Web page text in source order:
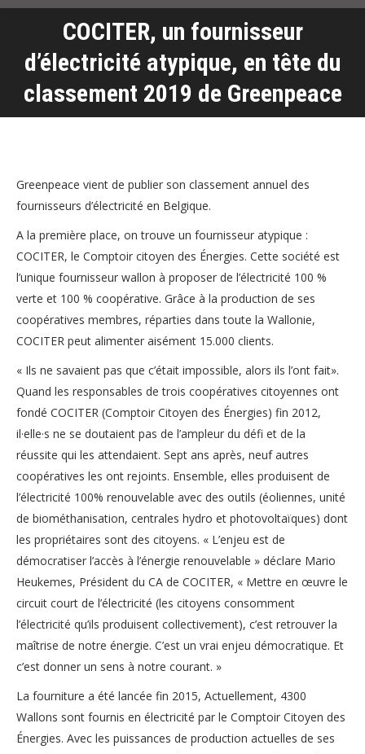
COCITER, un fournisseur
d’électricité atypique, en tête du
classement 2019 de Greenpeace
Vous êtes ici :
Greenpeace vient de publier son classement annuel des
fournisseurs d’électricité en Belgique.
A la première place, on trouve un fournisseur atypique :
COCITER, le Comptoir citoyen des Énergies. Cette société est
l’unique fournisseur wallon à proposer de l’électricité 100 %
verte et 100 % coopérative. Grâce à la production de ses
coopératives membres, réparties dans toute la Wallonie,
COCITER peut alimenter aisément 15.000 clients.
« Ils ne savaient pas que c’était impossible, alors ils l’ont fait».
Quand les responsables de trois coopératives citoyennes ont
fondé COCITER (Comptoir Citoyen des Énergies) fin 2012,
il·elle·s ne se doutaient pas de l’ampleur du défi et de la
réussite qui les attendaient. Sept ans après, neuf autres
coopératives les ont rejoints. Ensemble, elles produisent de
l’électricité 100% renouvelable avec des outils (éoliennes, unité
de biométhanisation, centrales hydro et photovoltaïques) dont
les propriétaires sont des citoyens. « L’enjeu est de
démocratiser l’accès à l’énergie renouvelable » déclare Mario
Heukemes, Président du CA de COCITER, « Mettre en œuvre le
circuit court de l’électricité (les citoyens consomment
l’électricité qu’ils produisent collectivement), c’est retrouver la
maîtrise de notre énergie. C’est un vrai enjeu démocratique. Et
c’est donner un sens à notre courant. »
La fourniture a été lancée fin 2015, Actuellement, 4300
Wallons sont fournis en électricité par le Comptoir Citoyen des
Énergies. Avec les puissances de production actuelles de ses